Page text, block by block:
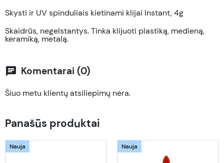
Skysti ir UV spinduliais kietinami klijai Instant, 4g
Skaidrūs, negelstantys. Tinka klijuoti plastiką, medieną,
keramiką, metalą.
chat Komentarai (0)
Šiuo metu klientų atsiliepimų nėra.
Panašūs produktai
Nauja Nauja